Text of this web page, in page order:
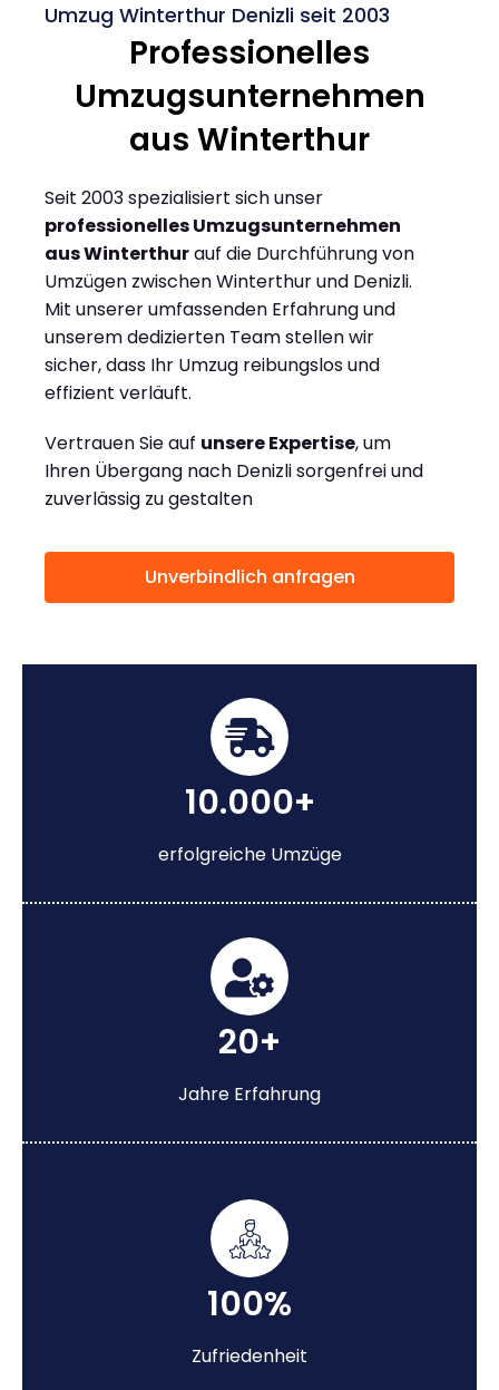
Umzug Winterthur Denizli seit 2003
Professionelles
Umzugsunternehmen
aus Winterthur
Seit 2003 spezialisiert sich unser
professionelles Umzugsunternehmen
aus Winterthurauf die Durchführung von
Umzügen zwischen Winterthur und Denizli.
Mit unserer umfassenden Erfahrung und
unserem dedizierten Team stellen wir
sicher, dass Ihr Umzug reibungslos und
effizient verläuft.
Vertrauen Sie auf unsere Expertise, um
Ihren Übergang nach Denizli sorgenfrei und
zuverlässig zu gestalten
Unverbindlich anfragen
10.000+
erfolgreiche Umzüge
20+
Jahre Erfahrung
100%
Zufriedenheit